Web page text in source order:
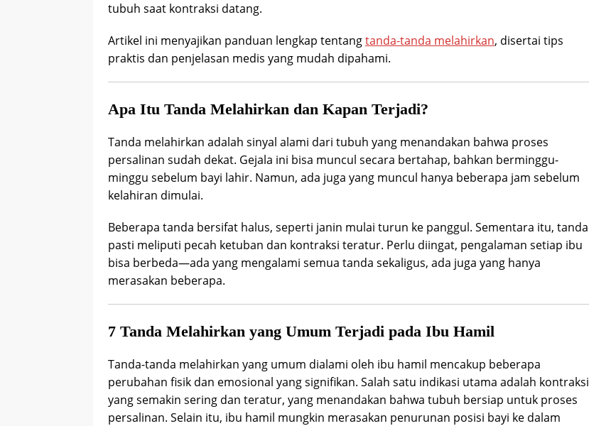
tubuh saat kontraksi datang.
Artikel ini menyajikan panduan lengkap tentangtanda-tanda melahirkan, disertai tips
praktis dan penjelasan medis yang mudah dipahami.
Apa Itu Tanda Melahirkan dan Kapan Terjadi?
Tanda melahirkan adalah sinyal alami dari tubuh yang menandakan bahwa proses
persalinan sudah dekat. Gejala ini bisa muncul secara bertahap, bahkan berminggu-
minggu sebelum bayi lahir. Namun, ada juga yang muncul hanya beberapa jam sebelum
kelahiran dimulai.
Beberapa tanda bersifat halus, seperti janin mulai turun ke panggul. Sementara itu, tanda
pasti meliputi pecah ketuban dan kontraksi teratur. Perlu diingat, pengalaman setiap ibu
bisa berbeda—ada yang mengalami semua tanda sekaligus, ada juga yang hanya
merasakan beberapa.
7 Tanda Melahirkan yang Umum Terjadi pada Ibu Hamil
Tanda-tanda melahirkan yang umum dialami oleh ibu hamil mencakup beberapa
perubahan fisik dan emosional yang signifikan. Salah satu indikasi utama adalah kontraksi
yang semakin sering dan teratur, yang menandakan bahwa tubuh bersiap untuk proses
persalinan. Selain itu, ibu hamil mungkin merasakan penurunan posisi bayi ke dalam